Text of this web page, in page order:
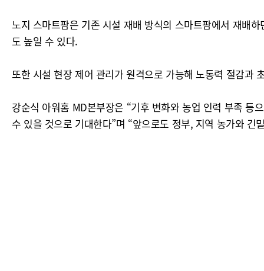
노지 스마트팜은 기존 시설 재배 방식의 스마트팜에서 재배
도 높일 수 있다.
또한 시설 현장 제어 관리가 원격으로 가능해 노동력 절감과
강순식 아워홈 MD본부장은 “기후 변화와 농업 인력 부족 등
수 있을 것으로 기대한다”며 “앞으로도 정부, 지역 농가와